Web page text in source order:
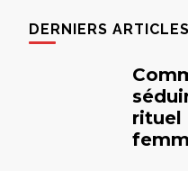
DERNIERS ARTICLES
rituel